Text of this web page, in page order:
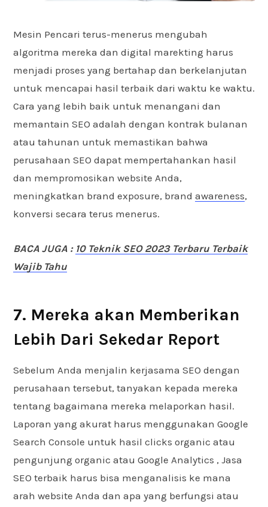
Mesin Pencari terus-menerus mengubah
algoritma mereka dan digital marekting harus
menjadi proses yang bertahap dan berkelanjutan
untuk mencapai hasil terbaik dari waktu ke waktu.
Cara yang lebih baik untuk menangani dan
memantain SEO adalah dengan kontrak bulanan
atau tahunan untuk memastikan bahwa
perusahaan SEO dapat mempertahankan hasil
dan mempromosikan website Anda,
meningkatkan brand exposure, brand awareness,
konversi secara terus menerus.
BACA JUGA : 10 Teknik SEO 2023 Terbaru Terbaik
Wajib Tahu
7. Mereka akan Memberikan
Lebih Dari Sekedar Report
Sebelum Anda menjalin kerjasama SEO dengan
perusahaan tersebut, tanyakan kepada mereka
tentang bagaimana mereka melaporkan hasil.
Laporan yang akurat harus menggunakan Google
Search Console untuk hasil clicks organic atau
pengunjung organic atau Google Analytics , Jasa
SEO terbaik harus bisa menganalisis ke mana
arah website Anda dan apa yang berfungsi atau